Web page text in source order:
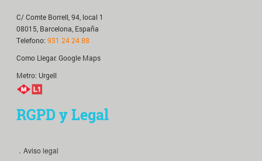
C/ Comte Borrell, 94, local 1
08015, Barcelona, España
Telefono:931 24 24 88
Como Llegar:Google Maps
Metro: Urgell
RGPD y Legal
．Aviso legal